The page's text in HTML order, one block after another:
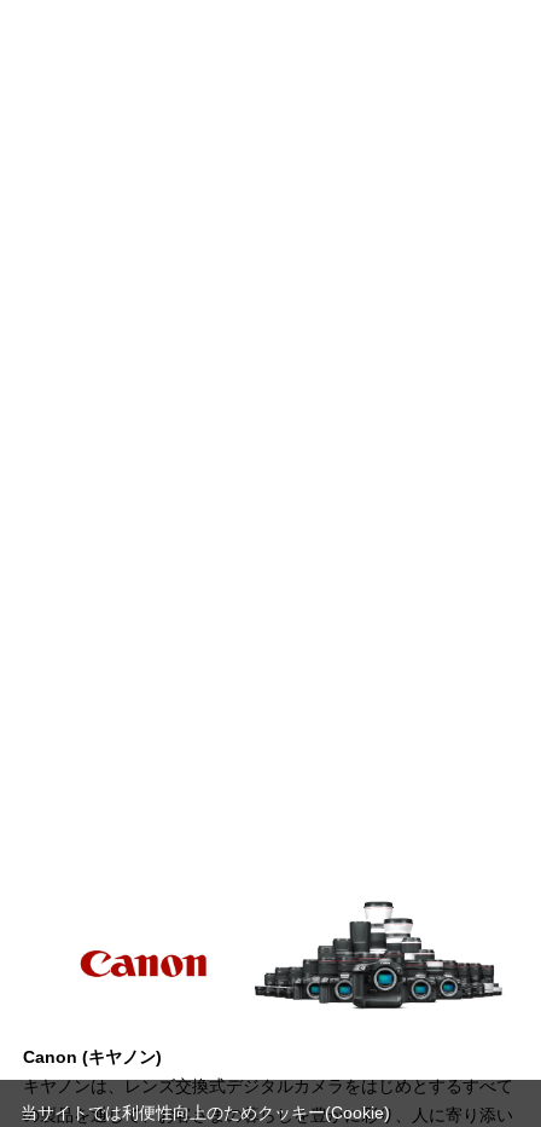
Canon (キヤノン)
キヤノンは、レンズ交換式デジタルカメラをはじめとするすべて
の製品を通じて、お客さまの暮らしを豊かに彩り、人に寄り添い
当サイトでは利便性向上のためクッキー(Cookie)